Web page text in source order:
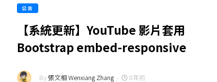
公告
【系統更新】YouTube 影片套用
Bootstrap embed-responsive
By張文相 Wenxiang Zhang - 8年前